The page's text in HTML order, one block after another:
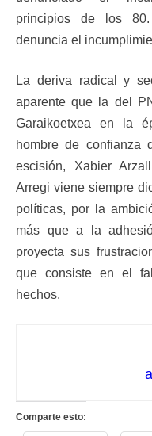
principios de los
denuncia el
La deriva radical y
aparente que la del
Garaikoetxea en la
hombre de
escisión, Xabier
Arregi viene siempre
políticas, por la
más que a la
proyecta sus
que consiste en el
hechos.
Comparte esto: